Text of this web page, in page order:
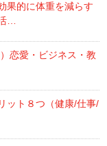
果的に体重を減らす
…
恋愛・ビジネス・教
ット８つ（健康/仕事/